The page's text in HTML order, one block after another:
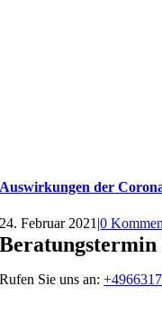
Auswirkungen der
24. Februar 2021 |0
Rufen Sie uns an: